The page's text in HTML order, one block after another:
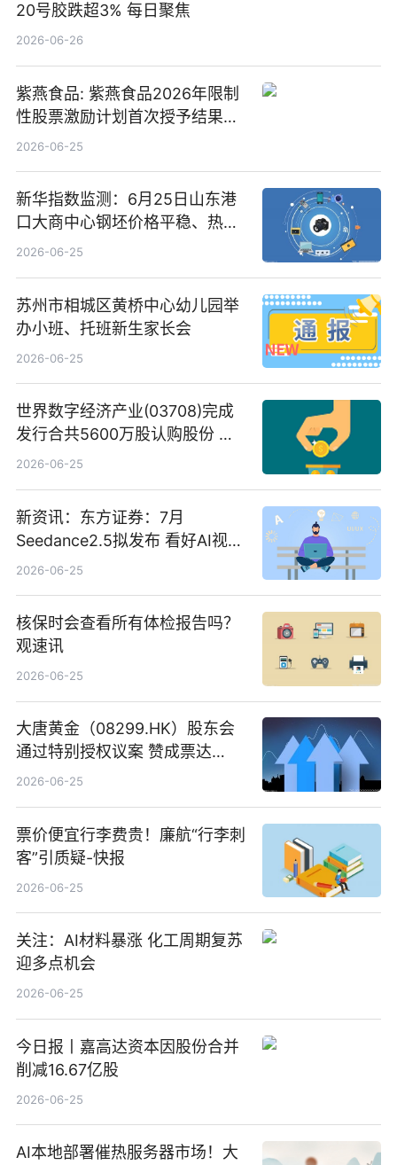
20号胶跌超3% 每日聚焦
2026-06-26
紫燕食品: 紫燕食品2026年限制
性股票激励计划首次授予结果公
告-微资讯
2026-06-25
新华指数监测：6月25日山东港
口大商中心钢坯价格平稳、热轧
C料价格微幅下跌
2026-06-25
苏州市相城区黄桥中心幼儿园举
办小班、托班新生家长会
2026-06-25
世界数字经济产业(03708)完成
发行合共5600万股认购股份 净
筹约1007万港元 独家焦点
2026-06-25
新资讯：东方证券：7月
Seedance2.5拟发布 看好AI视频
创作工作流进一步提效
2026-06-25
核保时会查看所有体检报告吗？
观速讯
2026-06-25
大唐黄金（08299.HK）股东会
通过特别授权议案 赞成票达
100%_新动态
2026-06-25
票价便宜行李费贵！廉航“行李刺
客”引质疑-快报
2026-06-25
关注：AI材料暴涨 化工周期复苏
迎多点机会
2026-06-25
今日报丨嘉高达资本因股份合并
削减16.67亿股
2026-06-25
AI本地部署催热服务器市场！大